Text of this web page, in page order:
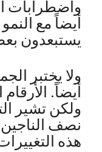
واضطرابات
أيضاً مع
يستبعدون
ولا يختبر
أيضاً.
ولكن تشير
نصف الناجين
هذه